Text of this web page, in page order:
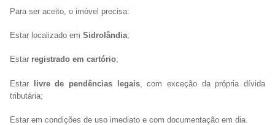
Para ser aceito, o imóvel precisa:
Estar localizado em Sidrolândia;
Estar registrado em cartório;
Estar livre de pendências legais, com exceção da própria dívida
tributária;
Estar em condições de uso imediato e com documentação em dia.